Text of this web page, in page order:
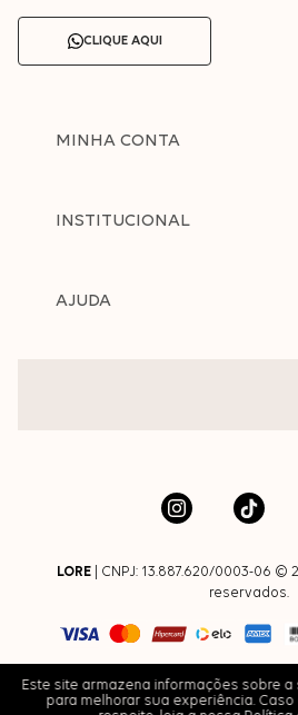
Este site armazena informações sobre
para melhorar sua experiência.
CLIQUE AQUI
MINHA CONTA
INSTITUCIONAL
AJUDA
LORE | CNPJ: 13.887.620/0003-06 ©
reservados.